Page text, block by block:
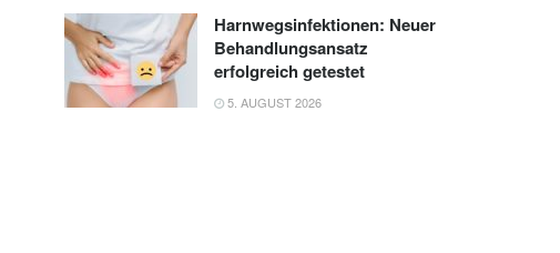
Harnwegsinfektionen: Neuer
Behandlungsansatz
erfolgreich getestet
5. AUGUST 2026